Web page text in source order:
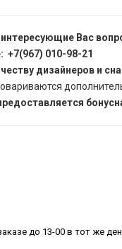
Вас
+7(967) 010-98-21
дизайнеров и
до 13-00 в тот же